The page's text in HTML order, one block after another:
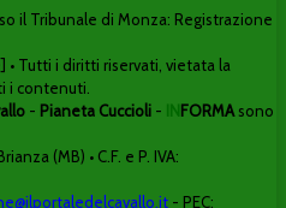
il Tribunale di Monza: Registrazione
Tutti i diritti riservati, vietata la
i contenuti.
- Pianeta Cuccioli - INFORMA sono
(MB) • C.F. e P. IVA:
- PEC: